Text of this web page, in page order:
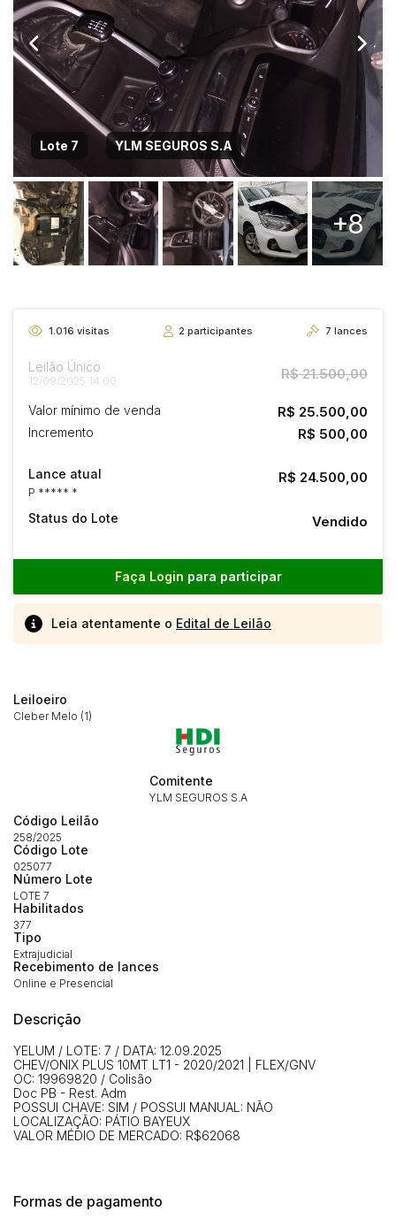
Lote 7 YLM SEGUROS S.A
+8
1.016 visitas 2participantes 7 lances
Leilão Único
12/09/2025 14:00 R$ 21.500,00
Valor mínimo de venda R$ 25.500,00
Incremento R$ 500,00
Lance atual
P ***** *
R$ 24.500,00
Status do Lote Vendido
Faça Login para participar
Leia atentamente o Edital de Leilão
Leiloeiro
Cleber Melo (1)
Comitente
YLM SEGUROS S.A
Código Leilão
258/2025
Código Lote
025077
Número Lote
LOTE 7
Habilitados
377
Tipo
Extrajudicial
Recebimento de lances
Online e Presencial
Descrição
YELUM / LOTE: 7 / DATA: 12.09.2025
CHEV/ONIX PLUS 10MT LT1 - 2020/2021 | FLEX/GNV
OC: 19969820 / Colisão
Doc PB - Rest. Adm
POSSUI CHAVE: SIM / POSSUI MANUAL: NÃO
LOCALIZAÇÃO: PÁTIO BAYEUX
VALOR MÉDIO DE MERCADO: R$62068
Formas de pagamento
Envie sua Proposta
(Art. 895, CPC)
14/04/2025 18:43:11
Habilite-se para efetuar lances ou